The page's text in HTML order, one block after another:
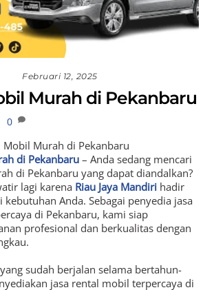
Februari 12, 2025
Murah di Pekanbaru
0
Mobil Murah di Pekanbaru
di Pekanbaru – Anda sedang mencari
di Pekanbaru yang dapat diandalkan?
lagi karena Riau Jaya Mandiri hadir
Anda. Sebagai penyedia jasa
di Pekanbaru, kami siap
profesional dan berkualitas dengan
sudah berjalan selama bertahun-
jasa rental mobil terpercaya di